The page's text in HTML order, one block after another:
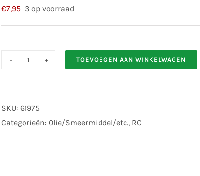
€7,95 3 op voorraad
10cc
aantal
TOEVOEGEN AAN WINKELWAGEN
SKU: 61975
Categorieën: Olie/Smeermiddel/etc., RC